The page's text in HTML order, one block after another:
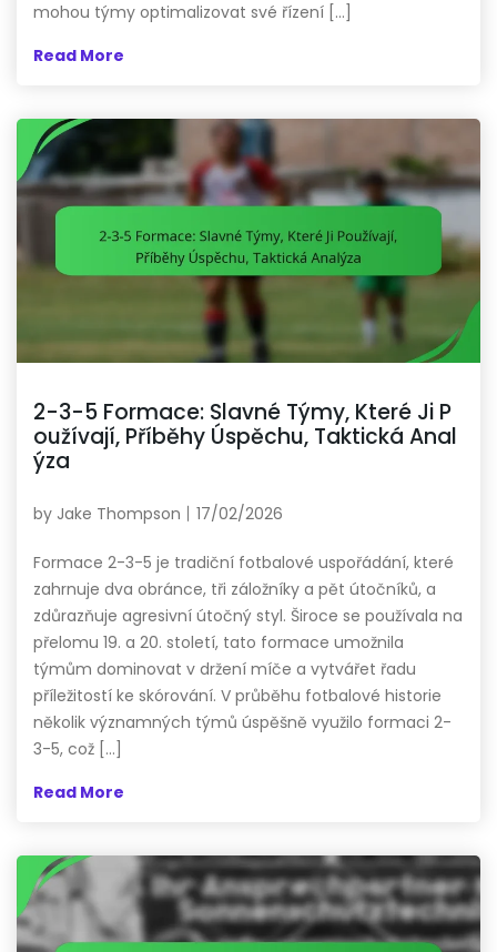
mohou týmy optimalizovat své řízení […]
Read More
2-3-5 Formace: Slavné Týmy, Které Ji P
oužívají, Příběhy Úspěchu, Taktická Anal
ýza
by Jake Thompson 17/02/2026
Formace 2-3-5 je tradiční fotbalové uspořádání, které
zahrnuje dva obránce, tři záložníky a pět útočníků, a
zdůrazňuje agresivní útočný styl. Široce se používala na
přelomu 19. a 20. století, tato formace umožnila
týmům dominovat v držení míče a vytvářet řadu
příležitostí ke skórování. V průběhu fotbalové historie
několik významných týmů úspěšně využilo formaci 2-
3-5, což […]
Read More